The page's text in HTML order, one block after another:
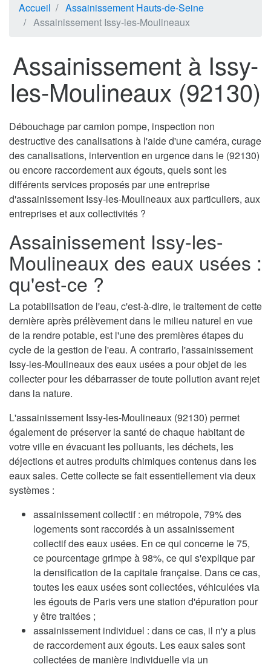
Accueil
Assainissement Hauts-de-Seine
Assainissement Issy-les-Moulineaux
Assainissement à Issy-
les-Moulineaux (92130)
Débouchage par camion pompe, inspection non
destructive des canalisations à l'aide d'une caméra, curage
des canalisations, intervention en urgence dans le (92130)
ou encore raccordement aux égouts, quels sont les
différents services proposés par une entreprise
d'assainissement Issy-les-Moulineaux aux particuliers, aux
entreprises et aux collectivités ?
Assainissement Issy-les-
Moulineaux des eaux usées :
qu'est-ce ?
La potabilisation de l'eau, c'est-à-dire, le traitement de cette
dernière après prélèvement dans le milieu naturel en vue
de la rendre potable, est l'une des premières étapes du
cycle de la gestion de l'eau. A contrario, l'assainissement
Issy-les-Moulineaux des eaux usées a pour objet de les
collecter pour les débarrasser de toute pollution avant rejet
dans la nature.
L'assainissement Issy-les-Moulineaux (92130) permet
également de préserver la santé de chaque habitant de
votre ville en évacuant les polluants, les déchets, les
déjections et autres produits chimiques contenus dans les
eaux sales. Cette collecte se fait essentiellement via deux
systèmes :
assainissement collectif : en métropole, 79% des
logements sont raccordés à un assainissement
collectif des eaux usées. En ce qui concerne le 75,
ce pourcentage grimpe à 98%, ce qui s'explique par
la densification de la capitale française. Dans ce cas,
toutes les eaux usées sont collectées, véhiculées via
les égouts de Paris vers une station d'épuration pour
y être traitées ;
assainissement individuel : dans ce cas, il n'y a plus
de raccordement aux égouts. Les eaux sales sont
collectées de manière individuelle via un